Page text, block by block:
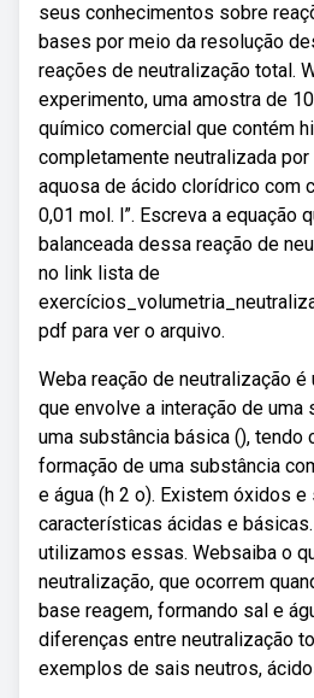
seus conhecimentos sobre
bases por meio da resolução
reações de neutralização total.
experimento, uma amostra de
químico comercial que contém
completamente neutralizada
aquosa de ácido clorídrico com
0,01 mol. l”. Escreva a equação
balanceada dessa reação de
no link lista de
pdf para ver o arquivo.
Weba reação de neutralização
que envolve a interação de uma
uma substância básica (), tendo
formação de uma substância
e água (h 2 o). Existem óxidos
características ácidas e
utilizamos essas. Websaiba o
neutralização, que ocorrem
base reagem, formando sal e
diferenças entre neutralização
exemplos de sais neutros,